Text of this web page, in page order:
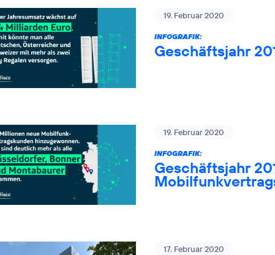
19. Februar 2020
INFOGRAFIK:
Geschäftsjahr
19. Februar 2020
INFOGRAFIK:
Geschäftsjahr
17. Februar 2020